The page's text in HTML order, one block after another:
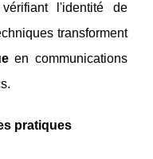
l'identité de
transforment
en communications
pratiques